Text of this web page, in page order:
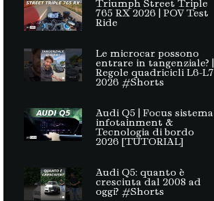
Triumph Street Triple
765 RX 2026 | POV Test
Ride
Le microcar possono
entrare in tangenziale? |
Regole quadricicli L6-L7
2026 #Shorts
Audi Q5 | Focus sistema
infotainment &
Tecnologia di bordo
2026 [TUTORIAL]
Audi Q5: quanto è
cresciuta dal 2008 ad
oggi? #Shorts